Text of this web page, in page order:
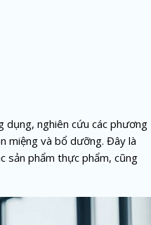
dụng, nghiên cứu các phương
miệng và bổ dưỡng. Đây là
sản phẩm thực phẩm, cũng